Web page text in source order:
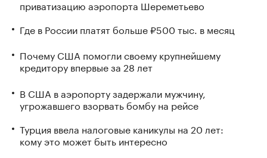
приватизацию аэропорта Шереметьево
Где в России платят больше ₽500 тыс. в месяц
Почему США помогли своему крупнейшему
кредитору впервые за 28 лет
В США в аэропорту задержали мужчину,
угрожавшего взорвать бомбу на рейсе
Турция ввела налоговые каникулы на 20 лет:
кому это может быть интересно